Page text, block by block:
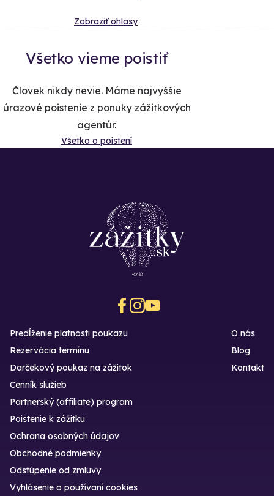
Zobraziť ohlasy
Všetko vieme poistiť
Človek nikdy nevie. Máme najvyššie
úrazové poistenie z ponuky zážitkových
agentúr.
Všetko o poistení
Predĺženie platnosti poukazu
Rezervácia termínu
Darčekový poukaz na zážitok
O nás
Blog
Kontakt
Cenník služieb
Partnerský (affiliate) program
Poistenie k zážitku
Ochrana osobných údajov
Obchodné podmienky
Odstúpenie od zmluvy
Vyhlásenie o používaní cookies